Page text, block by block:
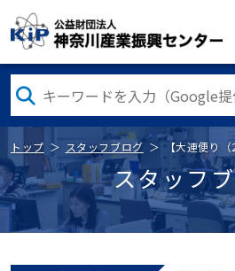
トップ スタッフブログ 【大連便り
スタッフ